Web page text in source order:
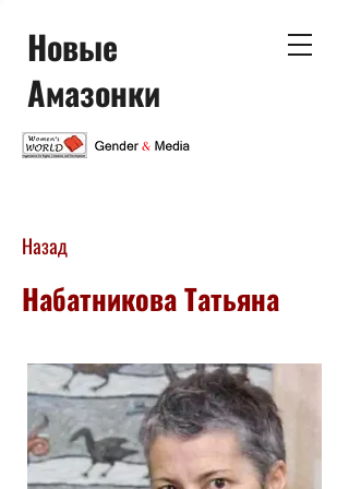
Новые
Амазонки
Назад
Набатникова Татьяна